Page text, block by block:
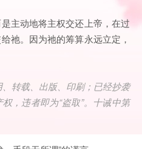
主动地将主权交还上帝，在过
祂。因为祂的筹算永远立定，
转载、出版、印刷；已经抄袭
，违者即为“盗取”。十诫中第